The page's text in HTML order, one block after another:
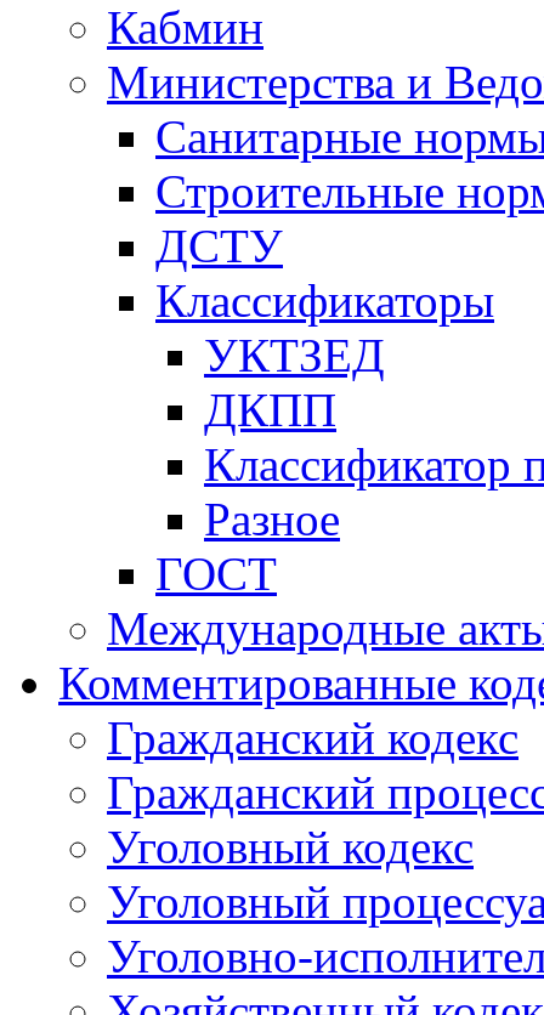
Кабмин
Министерства и
Санитарные
Строительные
ДСТУ
Классификаторы
УКТЗЕД
ДКПП
Классификатор
Разное
ГОСТ
Международные
Комментированные
Гражданский кодекс
Гражданский
Уголовный кодекс
Уголовный
Уголовно-